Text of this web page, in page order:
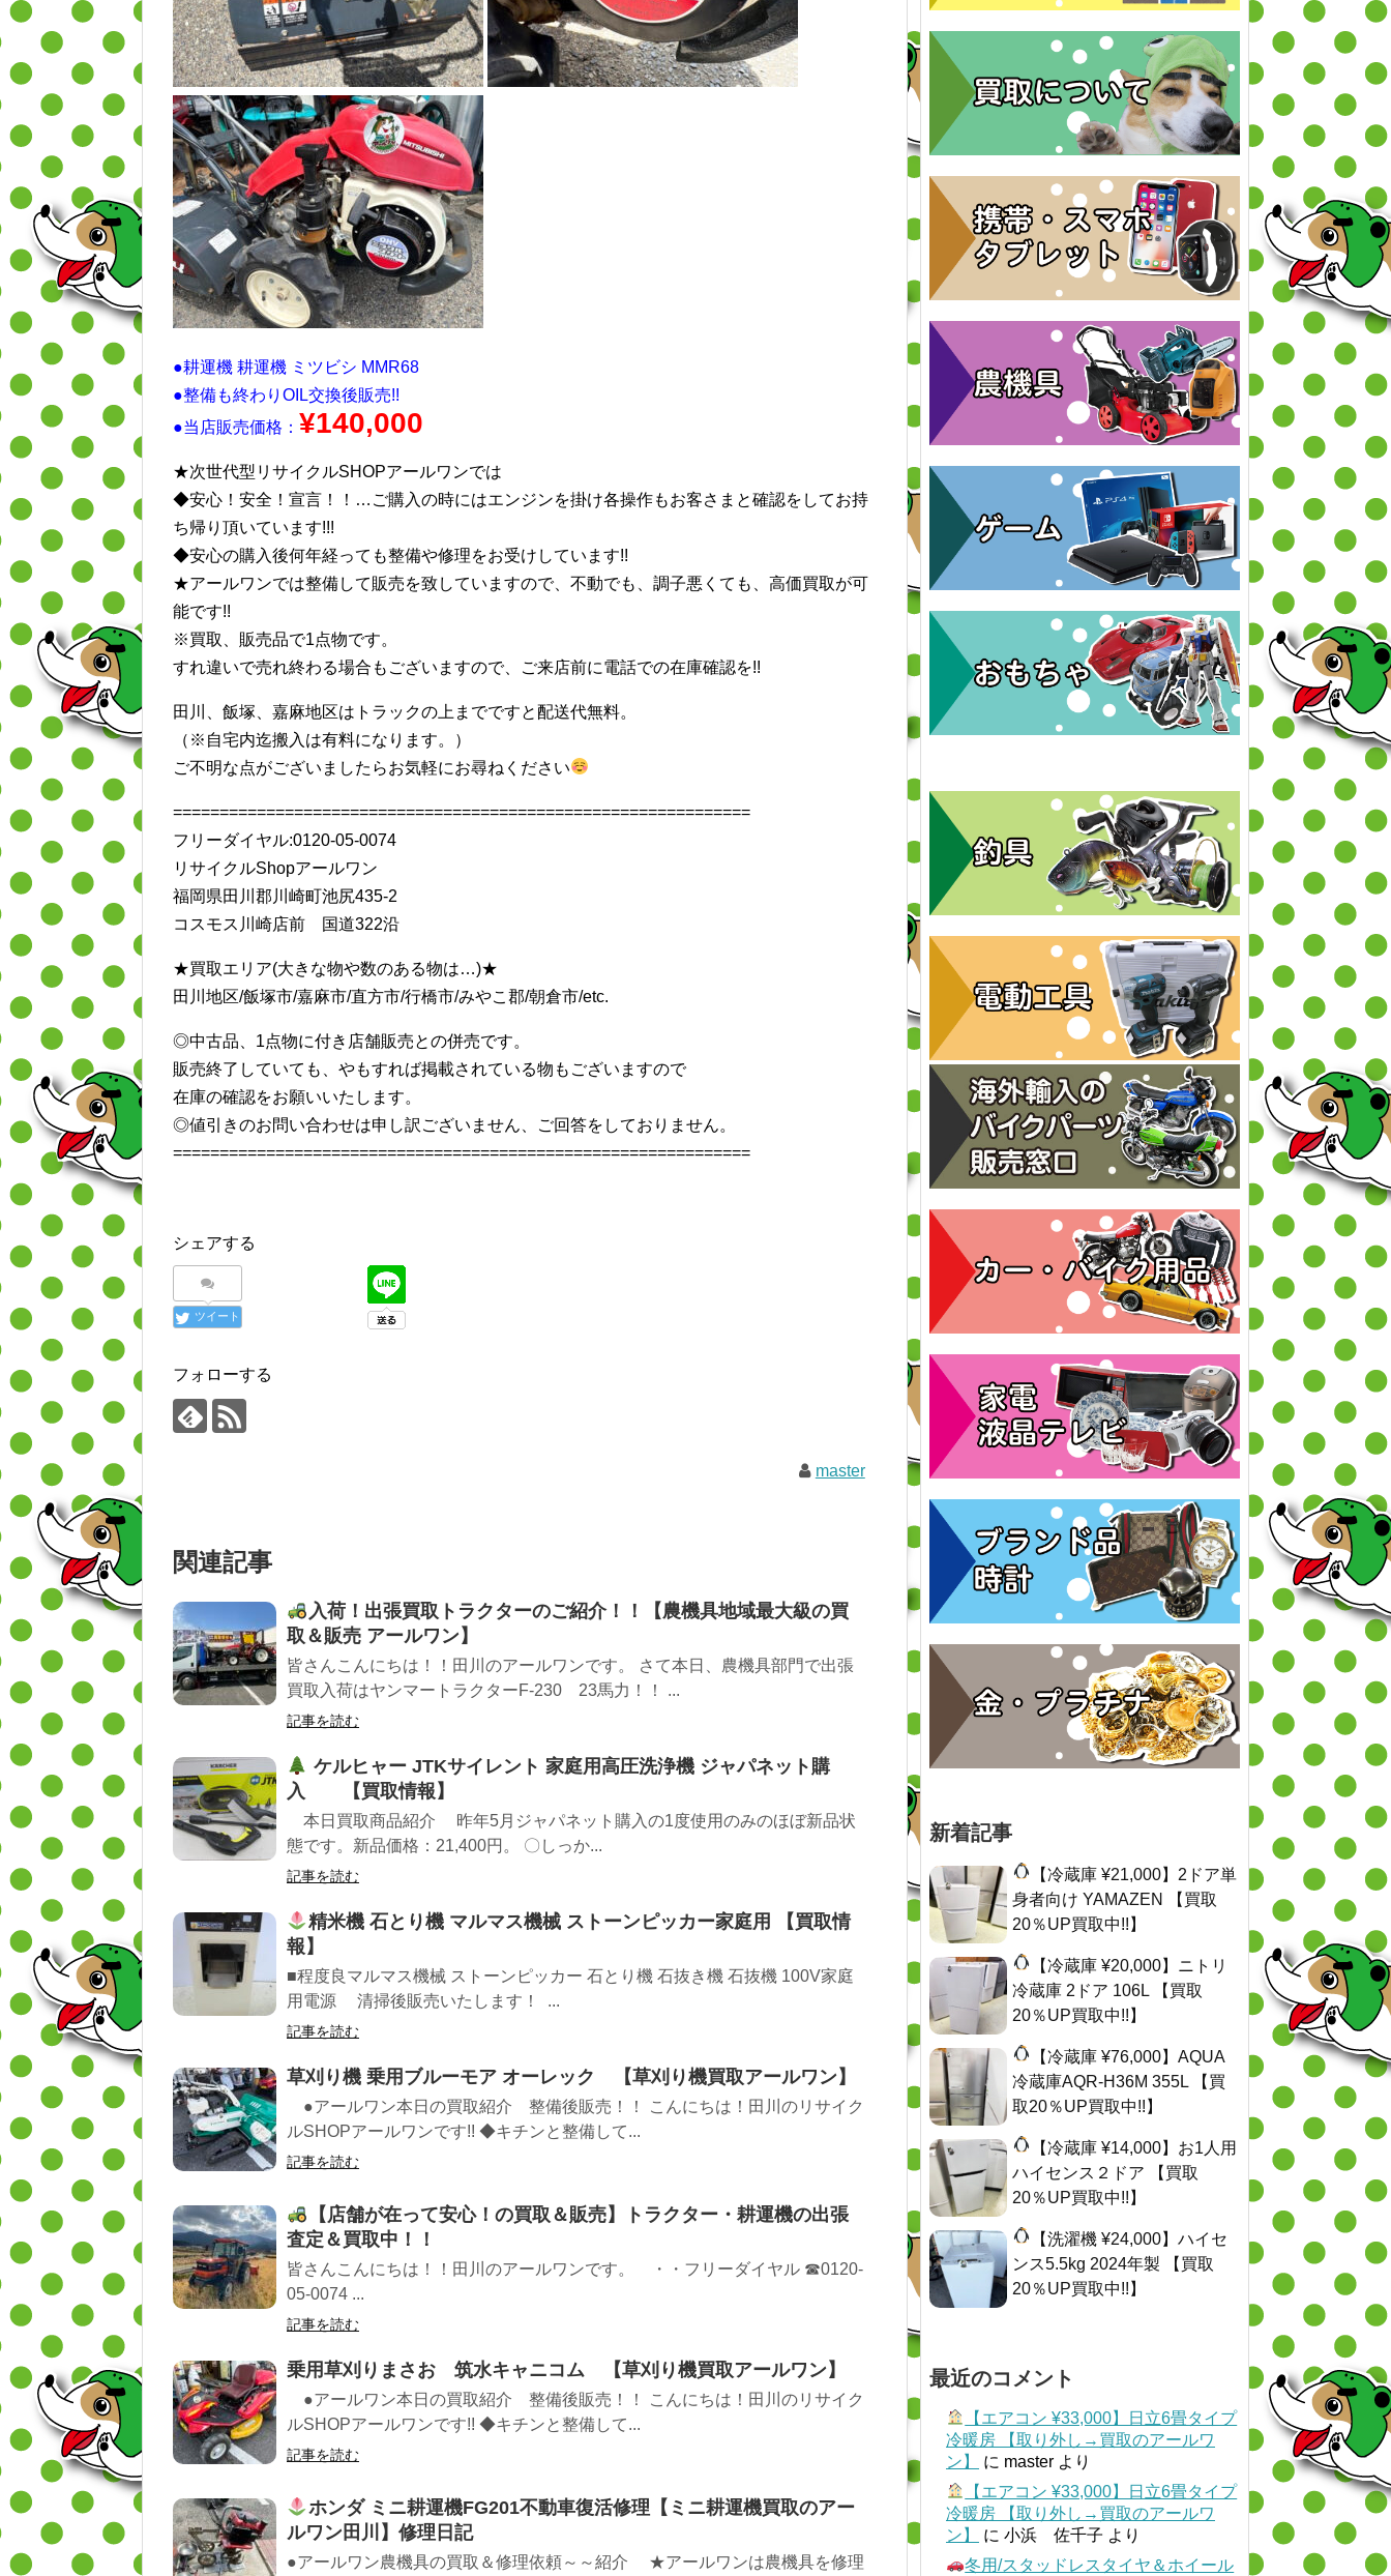
●耕運機 耕運機 ミツビシ MMR68
●整備も終わりOIL交換後販売!!
●当店販売価格： ¥140,000
★次世代型リサイクルSHOPアールワンでは
◆安心！安全！宣言！！…ご購入の時にはエンジンを掛け各操作もお客さまと確認をしてお持
ち帰り頂いています!!!
◆安心の購入後何年経っても整備や修理をお受けしています!!
★アールワンでは整備して販売を致していますので、不動でも、調子悪くても、高価買取が可
能です!!
※買取、販売品で1点物です。
すれ違いで売れ終わる場合もございますので、ご来店前に電話での在庫確認を!!
田川、飯塚、嘉麻地区はトラックの上までですと配送代無料。
（※自宅内迄搬入は有料になります。）
ご不明な点がございましたらお気軽にお尋ねください
==============================================================
フリーダイヤル:0120-05-0074
リサイクルShopアールワン
福岡県田川郡川崎町池尻435-2
コスモス川崎店前 国道322沿
★買取エリア(大きな物や数のある物は…)★
田川地区/飯塚市/嘉麻市/直方市/行橋市/みやこ郡/朝倉市/etc.
◎中古品、1点物に付き店舗販売との併売です。
販売終了していても、やもすれば掲載されている物もございますので
在庫の確認をお願いいたします。
◎値引きのお問い合わせは申し訳ございません、ご回答をしておりません。
==============================================================
シェアする
ツイート
フォローする
master
関連記事
入荷！出張買取トラクターのご紹介！！【農機具地域最大級の買
取＆販売 アールワン】
皆さんこんにちは！！田川のアールワンです。 さて本日、農機具部門で出張
買取入荷はヤンマートラクターF-230 23馬力！！ ...
記事を読む
ケルヒャー JTKサイレント 家庭用高圧洗浄機 ジャパネット購
入 【買取情報】
本日買取商品紹介 昨年5月ジャパネット購入の1度使用のみのほぼ新品状
態です。新品価格：21,400円。 〇しっか...
記事を読む
精米機 石とり機 マルマス機械 ストーンピッカー家庭用 【買取情
報】
■程度良マルマス機械 ストーンピッカー 石とり機 石抜き機 石抜機 100V家庭
用電源 清掃後販売いたします！ ...
記事を読む
草刈り機 乗用ブルーモア オーレック 【草刈り機買取アールワン】
●アールワン本日の買取紹介 整備後販売！！ こんにちは！田川のリサイク
ルSHOPアールワンです!! ◆キチンと整備して...
記事を読む
【店舗が在って安心！の買取＆販売】トラクター・耕運機の出張
査定＆買取中！！
皆さんこんにちは！！田川のアールワンです。 ・・フリーダイヤル ☎0120-
05-0074 ...
記事を読む
乗用草刈りまさお 筑水キャニコム 【草刈り機買取アールワン】
●アールワン本日の買取紹介 整備後販売！！ こんにちは！田川のリサイク
ルSHOPアールワンです!! ◆キチンと整備して...
記事を読む
ホンダ ミニ耕運機FG201不動車復活修理【ミニ耕運機買取のアー
ルワン田川】修理日記
●アールワン農機具の買取＆修理依頼～～紹介 ★アールワンは農機具を修理
新着記事
【冷蔵庫 ¥21,000】2ドア単
身者向け YAMAZEN 【買取
20％UP買取中!!】
【冷蔵庫 ¥20,000】ニトリ
冷蔵庫 2ドア 106L 【買取
20％UP買取中!!】
【冷蔵庫 ¥76,000】AQUA
冷蔵庫AQR-H36M 355L 【買
取20％UP買取中!!】
【冷蔵庫 ¥14,000】お1人用
ハイセンス２ドア 【買取
20％UP買取中!!】
【洗濯機 ¥24,000】ハイセ
ンス5.5kg 2024年製 【買取
20％UP買取中!!】
最近のコメント
【エアコン ¥33,000】日立6畳タイプ
冷暖房 【取り外し→買取のアールワ
ン】
に master より
【エアコン ¥33,000】日立6畳タイプ
冷暖房 【取り外し→買取のアールワ
ン】
に 小浜 佐千子 より
冬用/スタッドレスタイヤ＆ホイール